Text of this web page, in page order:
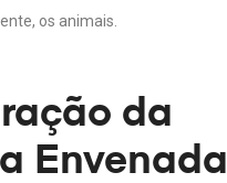
os animais.
da
Envenada